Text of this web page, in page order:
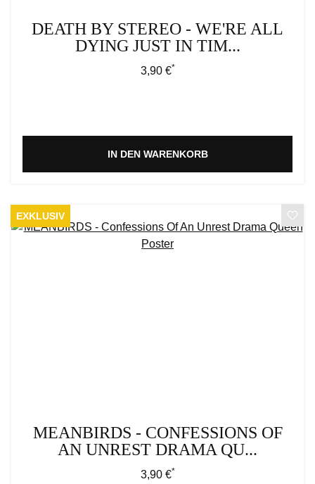
DEATH BY STEREO - WE'RE ALL
DYING JUST IN TIM...
Regulärer Preis:
3,90 €*
IN DEN WARENKORB
EXKLUSIV
MEANBIRDS - CONFESSIONS OF
AN UNREST DRAMA QU...
Regulärer Preis:
3,90 €*